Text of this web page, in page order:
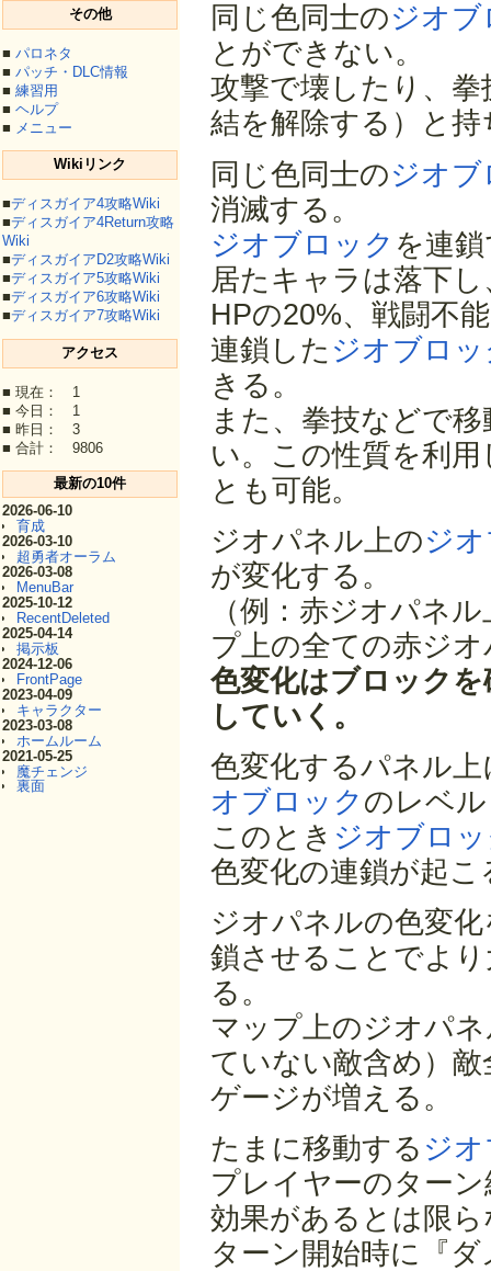
その他
■ パロネタ
■ パッチ・DLC情報
■ 練習用
■ ヘルプ
■ メニュー
Wikiリンク
■ディスガイア4攻略Wiki
■ディスガイア4Return攻略
Wiki
■ディスガイアD2攻略Wiki
■ディスガイア5攻略Wiki
■ディスガイア6攻略Wiki
■ディスガイア7攻略Wiki
アクセス
■ 現在： 1
■ 今日： 1
■ 昨日： 3
■ 合計： 9806
最新の10件
2026-06-10
育成
2026-03-10
超勇者オーラム
2026-03-08
MenuBar
2025-10-12
RecentDeleted
2025-04-14
掲示板
2024-12-06
FrontPage
2023-04-09
キャラクター
2023-03-08
ホームルーム
2021-05-25
魔チェンジ
裏面
同じ色同士のジオ
とができない。
攻撃で壊したり、
結を解除する）と
同じ色同士のジオ
消滅する。
ジオブロック を連
居たキャラは落下
HPの20%、戦闘不
連鎖した ジオブロ
きる。
また、拳技などで
い。この性質を利用
とも可能。
ジオパネル上のジ
が変化する。
（例：赤ジオパネ
プ上の全ての赤ジ
色変化はブロック
していく。
色変化するパネル
オブロック のレベ
このとき ジオブロ
色変化の連鎖が起こ
ジオパネルの色変
鎖させることでよ
る。
マップ上のジオパ
ていない敵含め）
ゲージが増える。
たまに移動する ジ
プレイヤーのター
効果があるとは限
ターン開始時に『